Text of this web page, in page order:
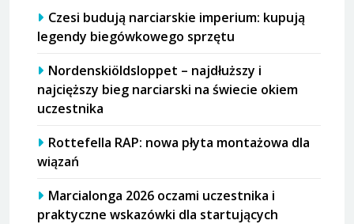
Czesi budują narciarskie imperium: kupują
legendy biegówkowego sprzętu
Nordenskiöldsloppet – najdłuższy i
najcięższy bieg narciarski na świecie okiem
uczestnika
Rottefella RAP: nowa płyta montażowa dla
wiązań
Marcialonga 2026 oczami uczestnika i
praktyczne wskazówki dla startujących